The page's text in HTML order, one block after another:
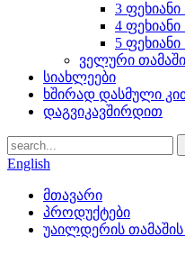
3
4
5
ველური
სიახლეები
ხშირად დასმული
დაგვიკავშირდით
English
მთავარი
პროდუქტები
უაილდერის